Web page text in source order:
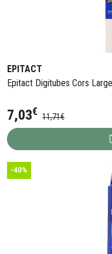
EPITACT
Epitact Digitubes Cors Large
7,03€ 11,71€
-40%